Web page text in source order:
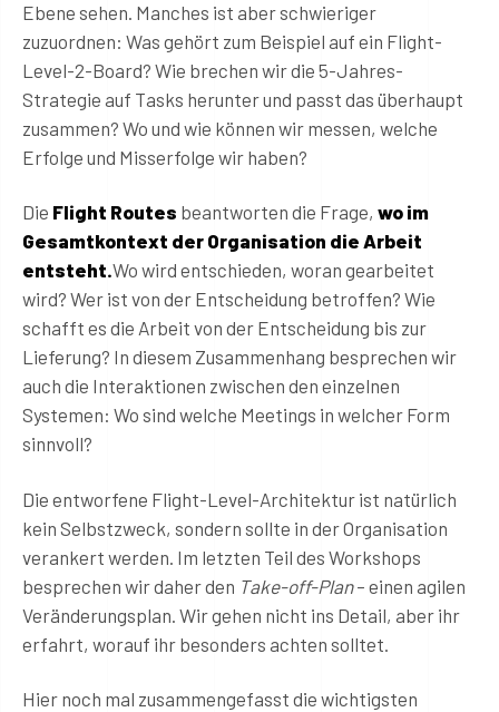
Ebene sehen. Manches ist aber schwieriger
zuzuordnen: Was gehört zum Beispiel auf ein Flight-
Level-2-Board? Wie brechen wir die 5-Jahres-
Strategie auf Tasks herunter und passt das überhaupt
zusammen? Wo und wie können wir messen, welche
Erfolge und Misserfolge wir haben?
Die Flight Routes beantworten die Frage, wo im
Gesamtkontext der Organisation die Arbeit
entsteht.Wo wird entschieden, woran gearbeitet
wird? Wer ist von der Entscheidung betroffen? Wie
schafft es die Arbeit von der Entscheidung bis zur
Lieferung? In diesem Zusammenhang besprechen wir
auch die Interaktionen zwischen den einzelnen
Systemen: Wo sind welche Meetings in welcher Form
sinnvoll?
Die entworfene Flight-Level-Architektur ist natürlich
kein Selbstzweck, sondern sollte in der Organisation
verankert werden. Im letzten Teil des Workshops
besprechen wir daher den Take-off-Plan– einen agilen
Veränderungsplan. Wir gehen nicht ins Detail, aber ihr
erfahrt, worauf ihr besonders achten solltet.
Hier noch mal zusammengefasst die wichtigsten